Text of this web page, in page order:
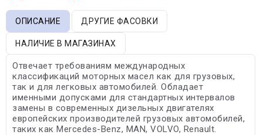
ОПИСАНИЕ ДРУГИЕ ФАСОВКИ
НАЛИЧИЕ В МАГАЗИНАХ
Отвечает требованиям международных
классификаций моторных масел как для грузовых,
так и для легковых автомобилей. Обладает
именными допусками для стандартных интервалов
замены в современных дизельных двигателях
европейских производителей грузовых автомобилей,
таких как Mercedes-Benz, MAN, VOLVO, Renault.